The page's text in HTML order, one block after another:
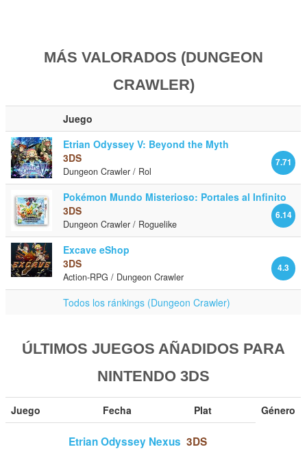
MÁS VALORADOS (DUNGEON
CRAWLER)
Juego
Etrian Odyssey V: Beyond the Myth
7.71
3DS
Dungeon Crawler / Rol
Pokémon Mundo Misterioso: Portales al Infinito
6.14
3DS
Dungeon Crawler / Roguelike
Excave eShop
4.3
3DS
Action-RPG / Dungeon Crawler
Todos los ránkings (Dungeon Crawler)
ÚLTIMOS JUEGOS AÑADIDOS PARA
NINTENDO 3DS
Juego Fecha Plat Género
Etrian Odyssey Nexus 3DS